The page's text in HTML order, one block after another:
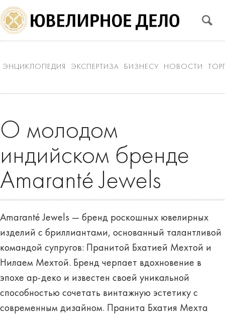
ЭНЦИКЛОПЕДИЯ ЭКСПЕРТИЗА БИЗНЕСУ НОВОСТИ
О молодом
индийском бренде
Amaranté Jewels
Amaranté Jewels — бренд роскошных ювелирных
изделий с бриллиантами, основанный талантливой
командой супругов: Пранитой Бхатией Мехтой и
Нилаем Мехтой. Бренд черпает вдохновение в
эпохе ар-деко и известен своей уникальной
способностью сочетать винтажную эстетику с
современным дизайном. Пранита Бхатия Мехта